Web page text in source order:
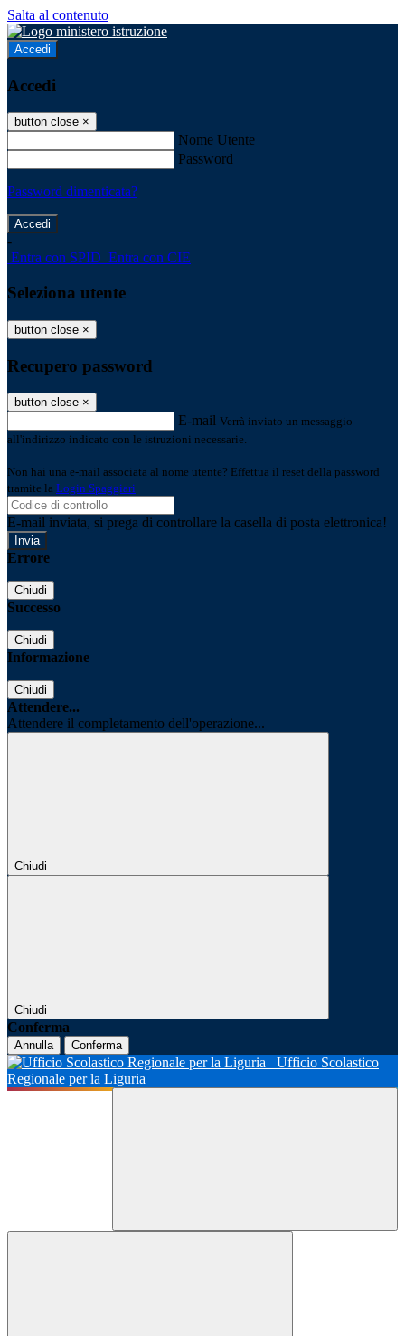
Salta al contenuto
Accedi
Accedi
button close ×
Nome Utente
Password
Password dimenticata?
-
Entra con SPID Entra con CIE
Seleziona utente
button close ×
Recupero password
button close ×
E-mail Verrà inviato un messaggio
all'indirizzo indicato con le istruzioni necessarie.
Non hai una e-mail associata al nome utente? Effettua il reset della password
tramite la Login Spaggiari
E-mail inviata, si prega di controllare la casella di posta elettronica!
Errore
Chiudi
Successo
Chiudi
Informazione
Chiudi
Attendere...
Attendere il completamento dell'operazione...
Chiudi
Chiudi
Conferma
Annulla Conferma
Ufficio Scolastico
Regionale per la Liguria